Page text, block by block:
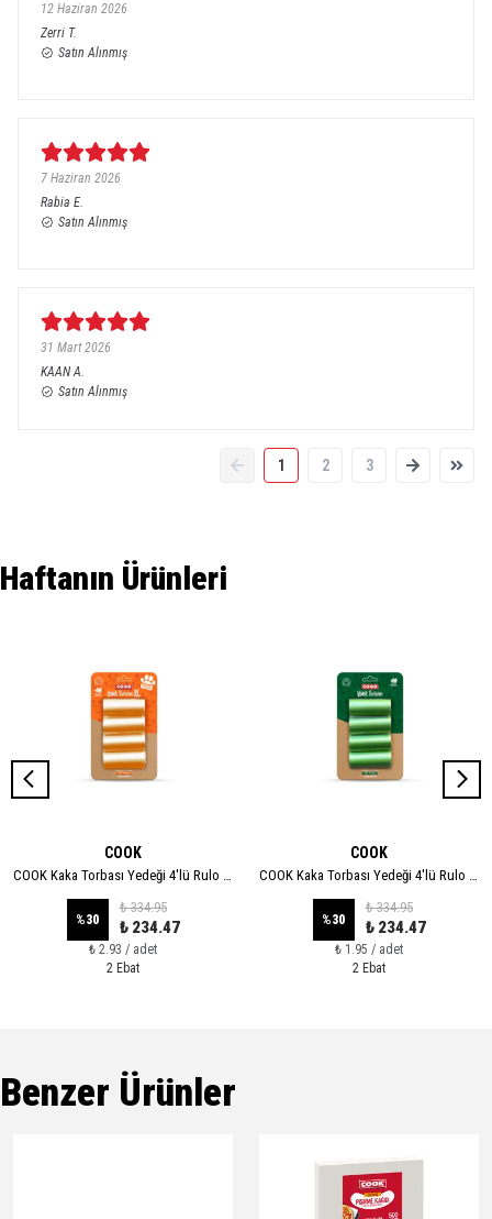
12 Haziran 2026
Zerri T.
Satın Alınmış
7 Haziran 2026
Rabia E.
Satın Alınmış
31 Mart 2026
KAAN A.
Satın Alınmış
1 2 3
Haftanın Ürünleri
COOK
COOK Kaka Torbası Yedeği 4'lü Rulo - XL
%30
₺ 334.95
₺ 234.47
₺ 2.93 / adet
2 Ebat
COOK
COOK Kaka Torbası Yedeği 4'lü Rulo - STANDART
%30
₺ 334.95
₺ 234.47
₺ 1.95 / adet
2 Ebat
Benzer Ürünler